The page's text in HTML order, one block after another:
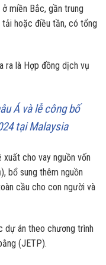
miền Bắc, gần trung
hoặc điều tần, có tổng
ra là Hợp đồng dịch vụ
Á và lễ công bố
tại Malaysia
cho vay nguồn vốn
bổ sung thêm nguồn
cầu cho con người và
dự án theo chương trình
(JETP).